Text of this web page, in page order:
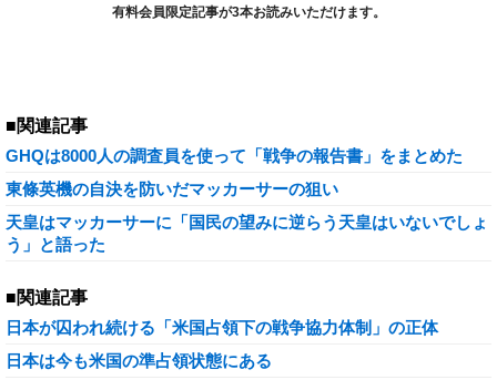
有料会員限定記事が3本お読みいただけます。
■関連記事
GHQは8000人の調査員を使って「戦争の報告書」をまとめた
東條英機の自決を防いだマッカーサーの狙い
天皇はマッカーサーに「国民の望みに逆らう天皇はいないでしょ
う」と語った
■関連記事
日本が囚われ続ける「米国占領下の戦争協力体制」の正体
日本は今も米国の準占領状態にある